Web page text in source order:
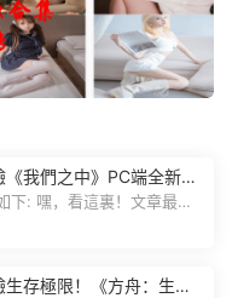
我們之中》PC端全新版
章最後
加入我們遊...
存極限！《方舟：生存